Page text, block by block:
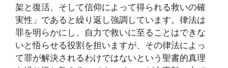
架と復活、そして信仰によって得られる救いの確
実性」であると繰り返し強調しています。律法は
罪を明らかにし、自力で救いに至ることはできな
いと悟らせる役割を担いますが、その律法によっ
て罪が解決されるわけではないという聖書的真理